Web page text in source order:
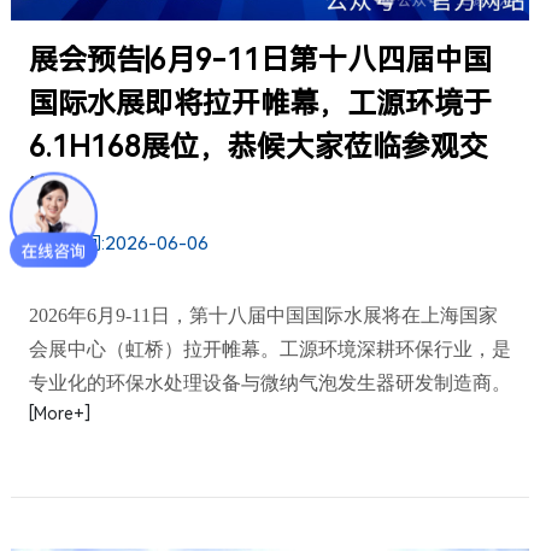
展会预告|6月9-11日第十八四届中国
国际水展即将拉开帷幕，工源环境于
6.1H168展位，恭候大家莅临参观交
流！
发布时间:2026-06-06
2026年6月9-11日，第十八届中国国际水展将在上海国家
会展中心（虹桥）拉开帷幕。工源环境深耕环保行业，是
专业化的环保水处理设备与微纳气泡发生器研发制造商。
[More+]